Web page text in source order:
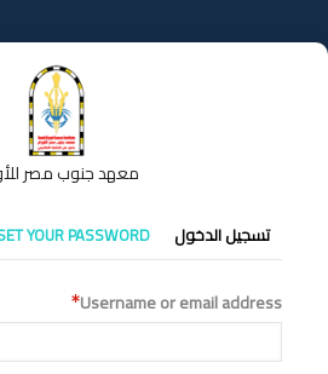
إلى
المحتوى
معهد جنوب مصر
التبويبات
الأساسية
تسجيل الدخول YOUR PASSWORD
Username or email address